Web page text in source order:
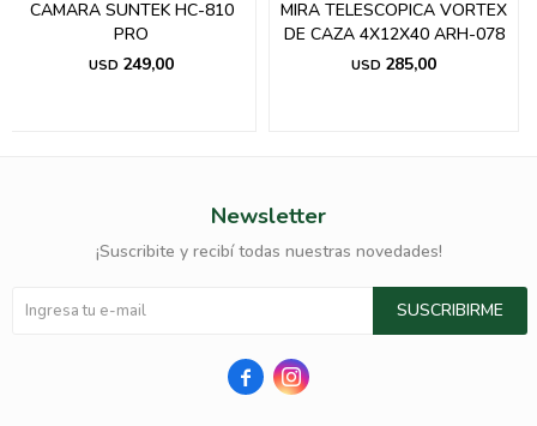
CAMARA SUNTEK HC-810
PRO
USD 249,00
MIRA TELESCOPICA VORTEX
DE CAZA 4X12X40 ARH-078
USD 285,00
Newsletter
¡Suscribite y recibí todas nuestras novedades!
SUSCRIBIRME
 